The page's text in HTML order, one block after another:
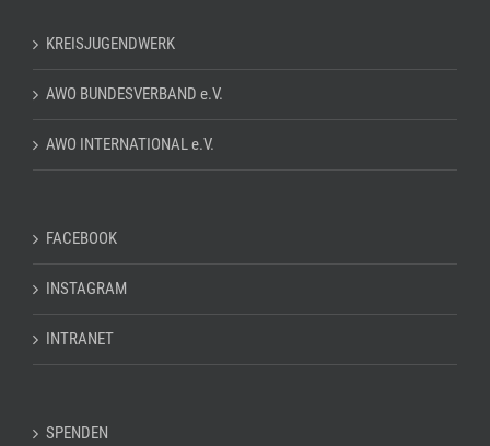
KREISJUGENDWERK
AWO BUNDESVERBAND e.V.
AWO INTERNATIONAL e.V.
FACEBOOK
INSTAGRAM
INTRANET
SPENDEN